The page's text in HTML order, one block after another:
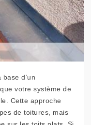
d’un
votre système de
Cette approche
de toitures, mais